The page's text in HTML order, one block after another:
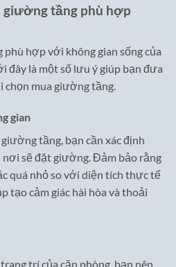
tầng phù hợp
hợp với không gian sống của
đây là một số lưu ý giúp bạn đưa
chọn mua giường tầng.
gian
tầng, bạn cần xác định
nơi sẽ đặt giường. Đảm bảo rằng
quá nhỏ so với diện tích thực tế
tạo cảm giác hài hòa và thoải
trí của căn phòng, bạn nên